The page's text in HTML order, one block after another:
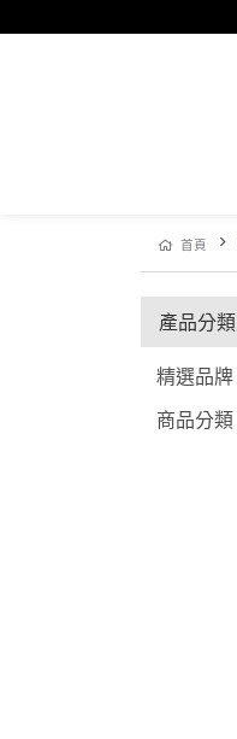
首頁
產品分類
精選品牌
商品分類